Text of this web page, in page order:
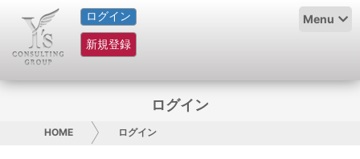
ログイン
新規登録
Menu
HOME
サービス紹介
グループ概要
ログイン
HOME ログイン